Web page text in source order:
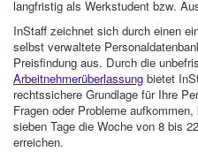
langfristig als Werkstudent bzw.
InStaff zeichnet sich durch einen
selbst verwaltete
Preisfindung aus. Durch die
Arbeitnehmerüberlassung bietet
rechtssichere Grundlage für Ihre
Fragen oder Probleme
sieben Tage die Woche von 8 bis
erreichen.